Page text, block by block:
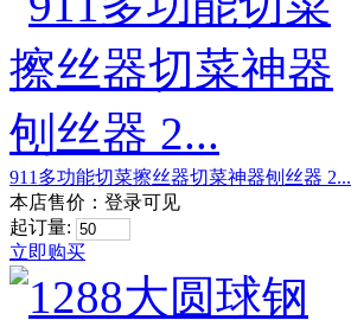
911多功能切菜擦丝器切菜神器刨丝器 2...
本店售价： 登录可见
起订量:
立即购买